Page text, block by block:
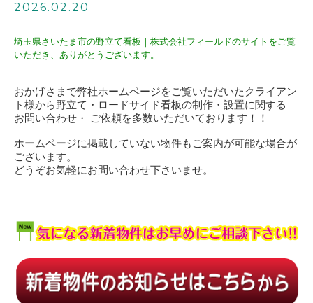
2026.02.20
埼玉県さいたま市の野立て看板｜株式会社フィールドのサイトをご覧
いただき、ありがとうございます。
おかげさまで弊社ホームページをご覧いただいたクライアン
ト様から野立て・ロードサイド看板の制作・設置に関する
お問い合わせ・ ご依頼を多数いただいております！！
ホームページに掲載していない物件もご案内が可能な場合が
ございます。
どうぞお気軽にお問い合わせ下さいませ。